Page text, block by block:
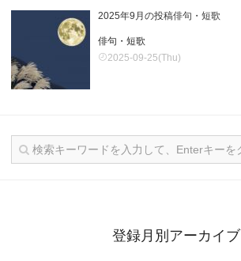
2025年9月の投稿俳句・短歌
俳句・短歌
2025-09-25(Thu)
登録月別アーカイブ